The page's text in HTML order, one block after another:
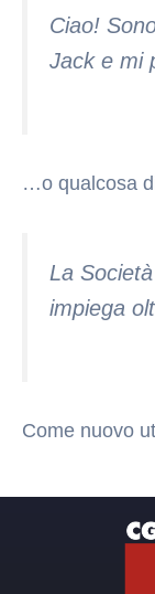
Ciao!
Jack e mi
…o qualcosa
La
impiega
Come nuovo